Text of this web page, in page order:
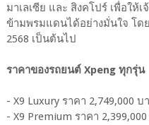
มาเลเซีย และ สิงคโปร์ เพื่อให้
ข้ามพรมแดนได้อย่างมั่นใจ โด
2568 เป็นต้นไป
ราคาของรถยนต์ Xpeng ทุกรุ่น
- X9 Luxury ราคา 2,749,000 บ
- X9 Premium ราคา